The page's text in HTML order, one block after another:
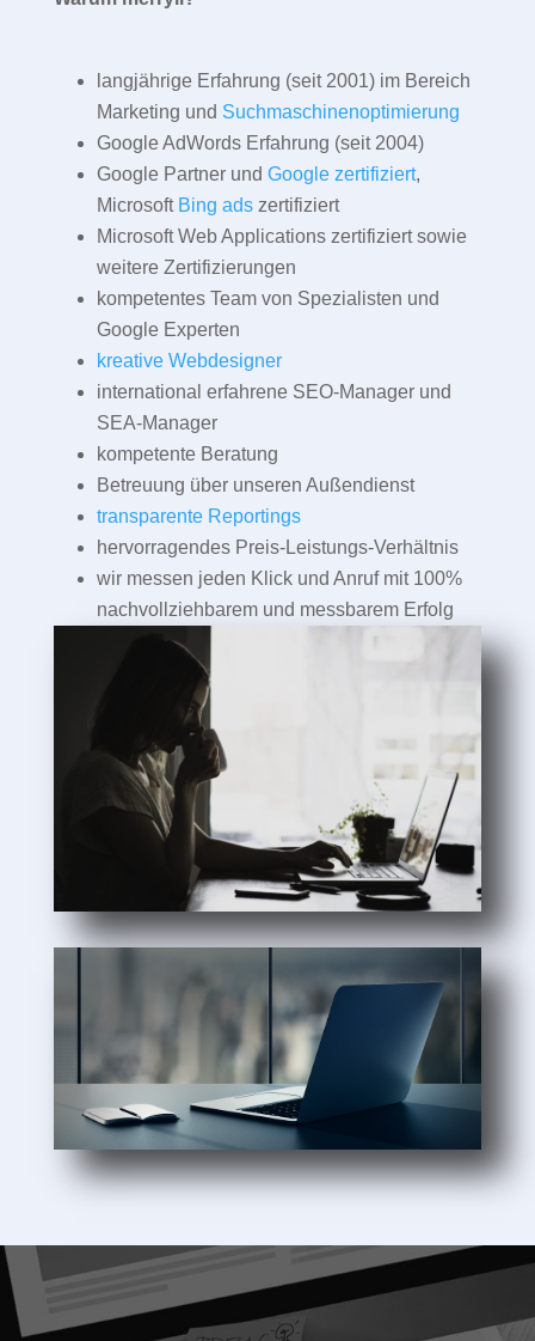
langjährige Erfahrung (seit 2001) im Bereich
Marketing und Suchmaschinenoptimierung
Google AdWords Erfahrung (seit 2004)
Google Partner und Google zertifiziert,
Microsoft Bing adszertifiziert
Microsoft Web Applications zertifiziert sowie
weitere Zertifizierungen
kompetentes Team von Spezialisten und
Google Experten
kreative Webdesigner
international erfahrene SEO-Manager und
SEA-Manager
kompetente Beratung
Betreuung über unseren Außendienst
transparente Reportings
hervorragendes Preis-Leistungs-Verhältnis
wir messen jeden Klick und Anruf mit 100%
nachvollziehbarem und messbarem Erfolg